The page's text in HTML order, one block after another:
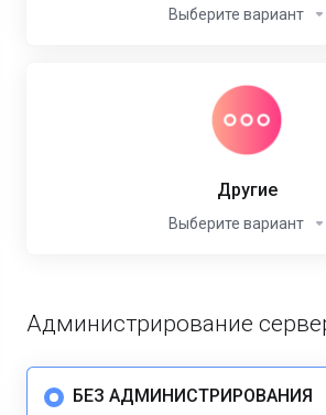
Выберите вариант
Другие
Выберите вариант
Администрирование
БЕЗ АДМИНИСТРИРОВАНИЯ